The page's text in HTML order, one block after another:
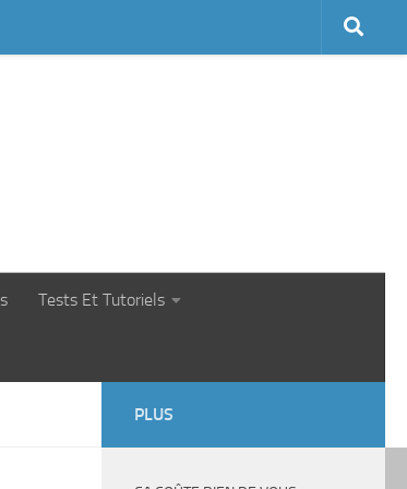
Tests Et Tutoriels
PLUS